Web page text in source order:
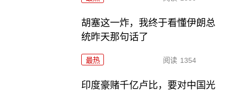
胡塞这一炸，我终于看懂伊朗总
统昨天那句话了
最热 阅读 1354
印度豪赌千亿卢比，要对中国光